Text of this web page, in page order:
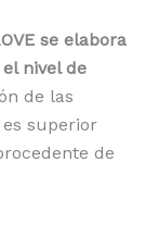
se elabora
nivel de
de las
superior
de